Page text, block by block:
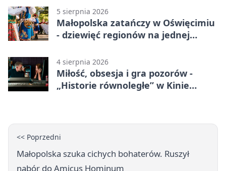
5 sierpnia 2026
Małopolska zatańczy w Oświęcimiu
- dziewięć regionów na jednej
4 sierpnia 2026
Miłość, obsesja i gra pozorów -
„Historie równoległe” w Kinie
<< Poprzedni
Małopolska szuka cichych bohaterów. Ruszył
nabór do Amicus Hominum